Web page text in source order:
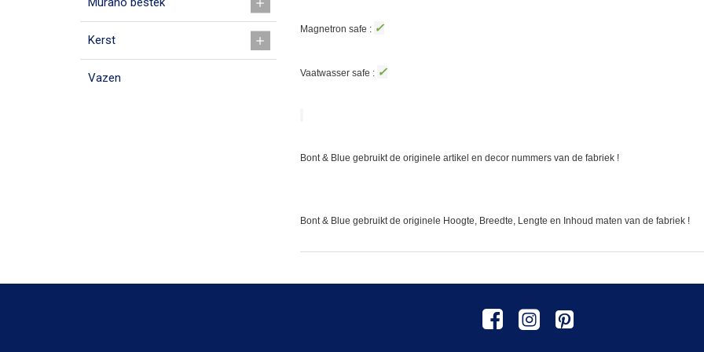
Kerst
Vazen
Magnetron safe : ✓
Vaatwasser safe : ✓
Bont & Blue gebruikt de originele artikel en decor nummers van de fabriek !
Bont & Blue gebruikt de originele Hoogte, Breedte, Lengte en Inhoud maten van de fabriek !